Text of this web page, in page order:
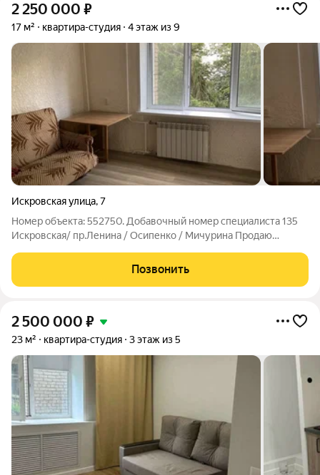
2 250 000 ₽
17 м² квартира-студия 4 этаж из 9
Искровская улица,7
Номер объекта: 552750. Добавочный номер специалиста 135
Искровская/ пр.Ленина / Осипенко / Мичурина Продаю
м. Большое окно с видом на сосны! Состояние ремонта видно
на фото. Локация дома
Позвонить
2 500 000 ₽
23 м² квартира-студия 3 этаж из 5